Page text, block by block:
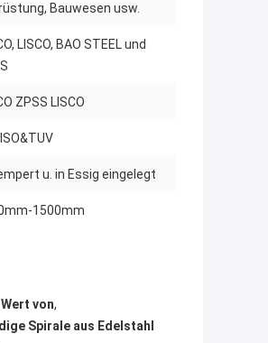
Bauwesen usw.
LISCO, BAO STEEL und
ZPSS LISCO
u. in Essig eingelegt
1500mm
von,
Spirale aus Edelstahl